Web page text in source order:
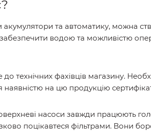
та автоматику, можна
водою та можливістю
технічних фахівців магазину.
на цю продукцію
насоси завжди працюють
поцікавтеся фільтрами. Вони